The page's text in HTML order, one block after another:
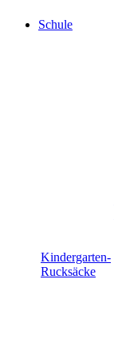
Schule
Kindergarten-
Rucksäcke